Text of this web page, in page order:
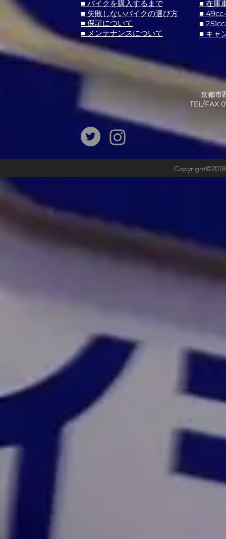
■ バイクを購入するまで
■ 失敗しないバイクの選び方
■ 保証について
■ メンテナンスについて
■ 在庫
■
■
■ キャ
京都市
​TEL/FAX